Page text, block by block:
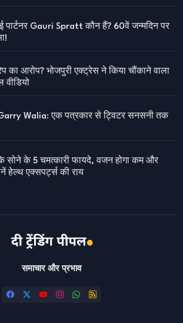
पार्टनर Gauri Spratt कौन हैं? 60वें जन्मदिन पर
का आरोप? भोजपुरी एक्ट्रेस ने किया चौंकाने वाला
Walia: एक पत्रकार से ट्विटर सनसनी तक
के सोने के 5 चमत्कारी फायदे, वजन होगा कम और
हेल्थ एक्सपर्ट्स की राय
समाचार और प्रभाव